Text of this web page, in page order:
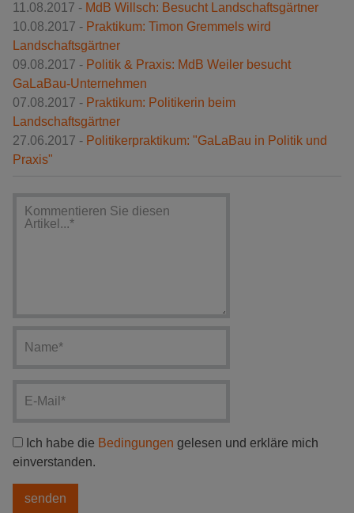
11.08.2017 - MdB Willsch: Besucht Landschaftsgärtner
10.08.2017 - Praktikum: Timon Gremmels wird
Landschaftsgärtner
09.08.2017 - Politik & Praxis: MdB Weiler besucht
GaLaBau-Unternehmen
07.08.2017 - Praktikum: Politikerin beim
Landschaftsgärtner
27.06.2017 - Politikerpraktikum: "GaLaBau in Politik und
Praxis"
Ich habe die Bedingungen gelesen und erkläre mich
einverstanden.